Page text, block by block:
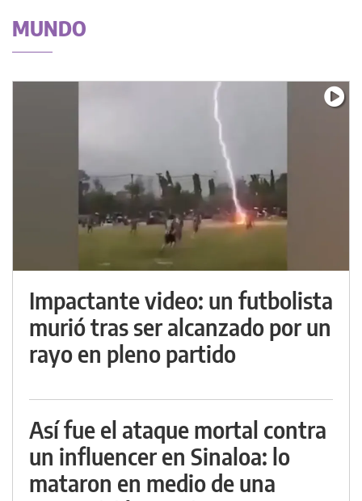
MUNDO
Impactante video: un futbolista
murió tras ser alcanzado por un
rayo en pleno partido
Así fue el ataque mortal contra
un influencer en Sinaloa: lo
mataron en medio de una